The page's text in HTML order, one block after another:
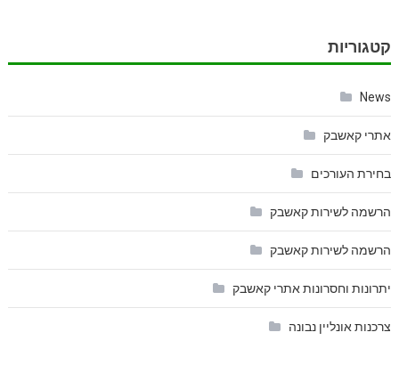
קטגוריות
News
אתרי קאשבק
בחירת העורכים
הרשמה לשירות קאשבק
הרשמה לשירות קאשבק
יתרונות וחסרונות אתרי קאשבק
צרכנות אונליין נבונה